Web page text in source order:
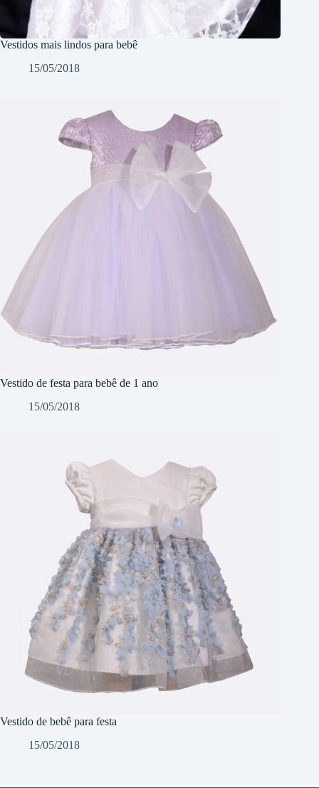
Vestidos mais lindos para bebê
15/05/2018
Vestido de festa para bebê de 1 ano
15/05/2018
Vestido de bebê para festa
15/05/2018